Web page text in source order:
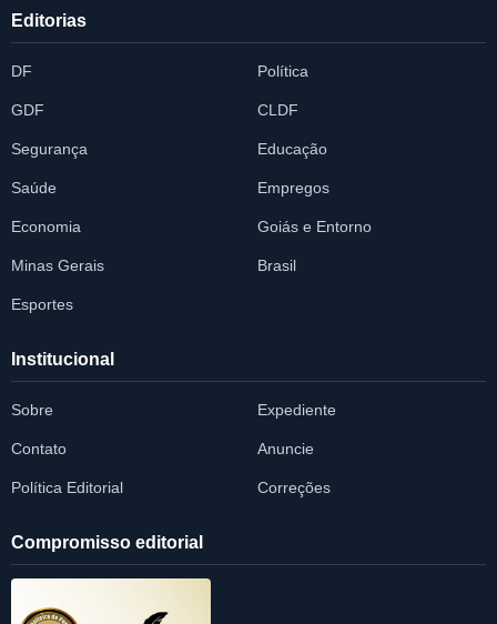
Editorias
DF Política
GDF CLDF
Segurança Educação
Saúde Empregos
Economia Goiás e Entorno
Minas Gerais Brasil
Esportes
Institucional
Sobre Expediente
Contato Anuncie
Política Editorial Correções
Compromisso editorial